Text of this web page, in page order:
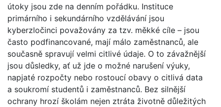
útoky jsou zde na denním pořádku. Instituce
primárního i sekundárního vzdělávání jsou
kyberzločinci považovány za tzv. měkké cíle – jsou
často podfinancované, mají málo zaměstnanců, ale
současně spravují velmi citlivé údaje. O to závažnější
jsou důsledky, ať už jde o možné narušení výuky,
napjaté rozpočty nebo rostoucí obavy o citlivá data
a soukromí studentů i zaměstnanců. Bez silnější
ochrany hrozí školám nejen ztráta životně důležitých